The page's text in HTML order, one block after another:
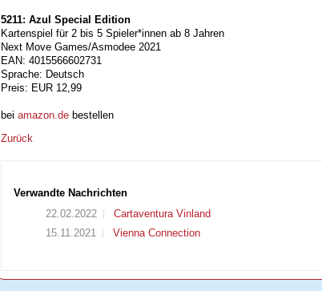
5211: Azul Special Edition
Kartenspiel für 2 bis 5 Spieler*innen ab 8 Jahren
Next Move Games/Asmodee 2021
EAN: 4015566602731
Sprache: Deutsch
Preis: EUR 12,99
bei amazon.de bestellen
Zurück
Verwandte Nachrichten
22.02.2022
Cartaventura Vinland
15.11.2021
Vienna Connection